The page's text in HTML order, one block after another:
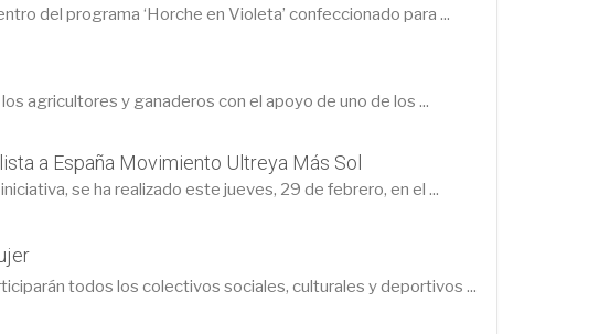
del programa ‘Horche en Violeta’ confeccionado para ...
agricultores y ganaderos con el apoyo de uno de los ...
a España Movimiento Ultreya Más Sol
se ha realizado este jueves, 29 de febrero, en el ...
todos los colectivos sociales, culturales y deportivos ...